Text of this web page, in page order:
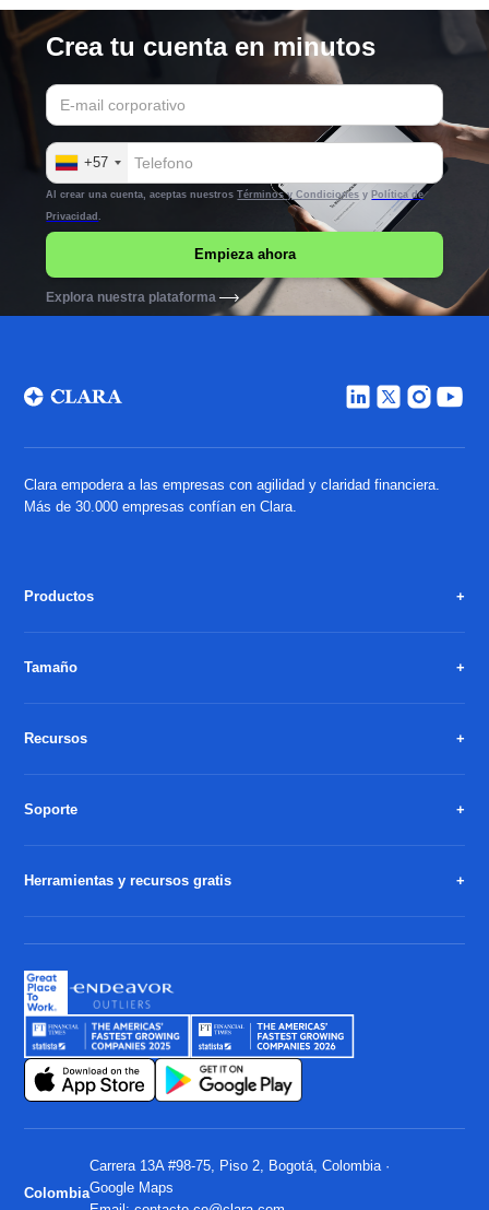
Crea tu cuenta en minutos
+57
Al crear una cuenta, aceptas nuestrosTérminos y Condiciones y Política de
Privacidad
Explora nuestra plataforma
Clara empodera a las empresas con agilidad y claridad financiera.
Más de 30.000 empresas confían en Clara.
Productos
Tamaño
Recursos
Soporte
Herramientas y recursos gratis
Colombia
Carrera 13A #98-75, Piso 2, Bogotá, Colombia ·
Google Maps